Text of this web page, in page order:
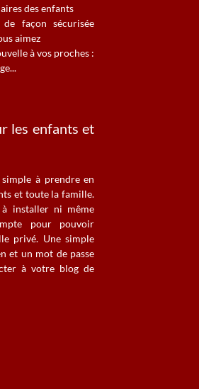
des enfants
façon sécurisée
aimez
à vos proches :
les enfants et
à prendre en
et toute la famille.
installer ni même
pour pouvoir
privé. Une simple
et un mot de passe
à votre blog de